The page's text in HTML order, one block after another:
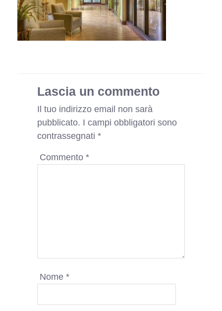
Lascia un commento
Il tuo indirizzo email non sarà
pubblicato. I campi obbligatori sono
contrassegnati *
Commento *
Nome *